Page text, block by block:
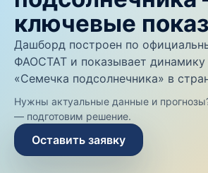
ключевые
Дашборд построен по
ФАОСТАТ и показывает
«Семечка подсолнечника» в
Нужны актуальные данные и
— подготовим решение.
Оставить заявку